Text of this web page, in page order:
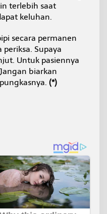
terlebih saat
keluhan.
secara permanen
Supaya
Untuk pasiennya
biarkan
(*)